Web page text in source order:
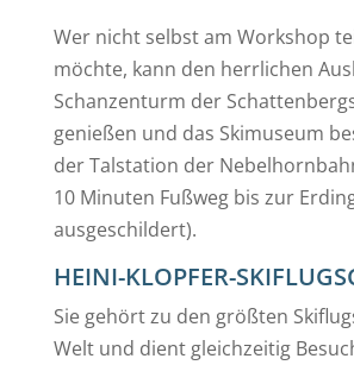
Wer nicht selbst am Workshop
möchte, kann den herrlichen
Schanzenturm der
genießen und das Skimuseum
der Talstation der
10 Minuten Fußweg bis zur
ausgeschildert).
HEINI-KLOPFER-
Sie gehört zu den größten
Welt und dient gleichzeitig